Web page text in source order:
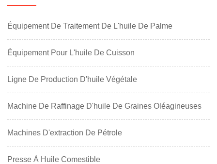
Équipement De Traitement De L'huile De Palme
Équipement Pour L'huile De Cuisson
Ligne De Production D'huile Végétale
Machine De Raffinage D'huile De Graines Oléagineuses
Machines D'extraction De Pétrole
Presse À Huile Comestible